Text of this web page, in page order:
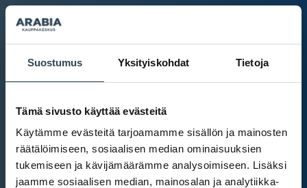
Suostumus Yksityiskohdat Tietoja
Tämä sivusto käyttää evästeitä
Käytämme evästeitä tarjoamamme sisällön ja mainosten
räätälöimiseen, sosiaalisen median ominaisuuksien
tukemiseen ja kävijämäärämme analysoimiseen. Lisäksi
jaamme sosiaalisen median, mainosalan ja analytiikka-